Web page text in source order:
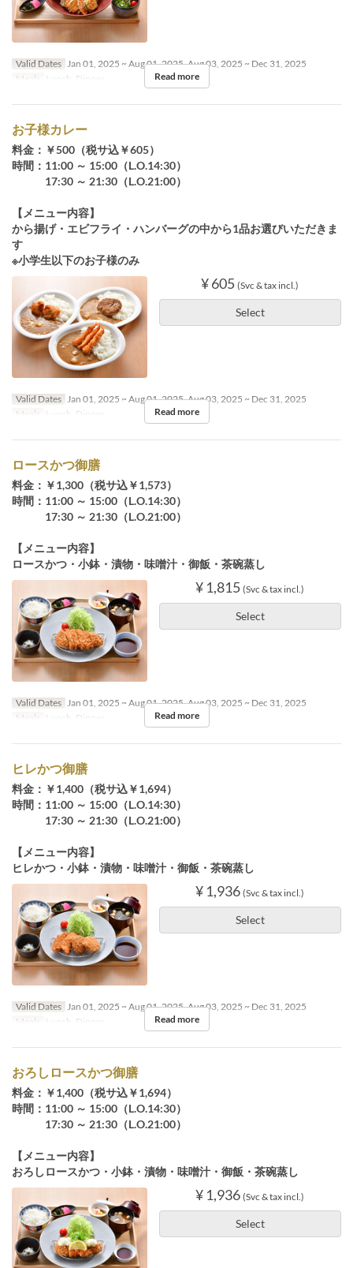
Valid Dates Jan 01, 2025 ~ Aug 01, 2025, Aug 03, 2025 ~ Dec 31, 2025
Meals
Lunch, Dinner Read more
お子様カレー
料金：￥500（税サ込￥605）
時間：11:00 ～ 15:00（L.O.14:30）
17:30 ～ 21:30（L.O.21:00）
【メニュー内容】
から揚げ・エビフライ・ハンバーグの中から1品お選びいただきま
す
※小学生以下のお子様のみ
¥ 605 (Svc & tax incl.)
Select
Valid Dates Jan 01, 2025 ~ Aug 01, 2025, Aug 03, 2025 ~ Dec 31, 2025
Meals
Lunch, Dinner Read more
ロースかつ御膳
料金：￥1,300（税サ込￥1,573）
時間：11:00 ～ 15:00（L.O.14:30）
17:30 ～ 21:30（L.O.21:00）
【メニュー内容】
ロースかつ・小鉢・漬物・味噌汁・御飯・茶碗蒸し
¥ 1,815 (Svc & tax incl.)
Select
Valid Dates
Jan 01, 2025 ~ Aug 01, 2025, Aug 03, 2025 ~ Dec 31, 2025
Meals
Lunch, Dinner Read more
ヒレかつ御膳
料金：￥1,400（税サ込￥1,694）
時間：11:00 ～ 15:00（L.O.14:30）
17:30 ～ 21:30（L.O.21:00）
【メニュー内容】
ヒレかつ・小鉢・漬物・味噌汁・御飯・茶碗蒸し
¥ 1,936 (Svc & tax incl.)
Select
Valid Dates
Jan 01, 2025 ~ Aug 01, 2025, Aug 03, 2025 ~ Dec 31, 2025
Meals
Lunch, Dinner Read more
おろしロースかつ御膳
料金：￥1,400（税サ込￥1,694）
時間：11:00 ～ 15:00（L.O.14:30）
17:30 ～ 21:30（L.O.21:00）
【メニュー内容】
おろしロースかつ・小鉢・漬物・味噌汁・御飯・茶碗蒸し
¥ 1,936 (Svc & tax incl.)
Select